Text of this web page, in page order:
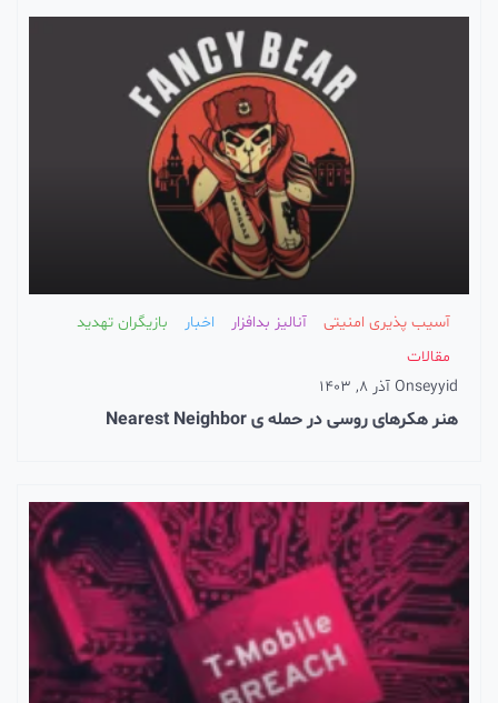
آسیب پذیری امنیتی آنالیز بدافزار اخبار
بازیگران تهدید
مقالات
seyyid
On آذر 8, 1403
هنر هکرهای روسی در حمله ی Nearest Neighbor